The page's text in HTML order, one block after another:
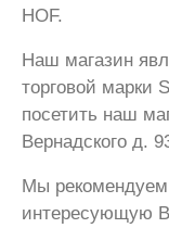
HOF.
Наш магазин
торговой марки
посетить наш
Вернадского д.
Мы
интересующую